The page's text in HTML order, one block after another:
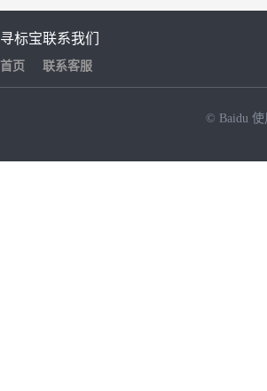
寻标宝
首页
联系我们
联系客服
© Baidu 使